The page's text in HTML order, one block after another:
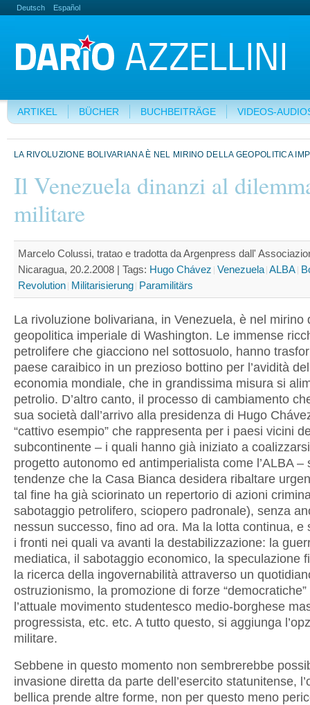
Deutsch Español
ARTIKEL BÜCHER BUCHBEITRÄGE VIDEOS-
LA RIVOLUZIONE BOLIVARIANA È NEL MIRINO DELLA GEOPOLITICA
Il Venezuela dinanzi al
militare
Marcelo Colussi, tratao e tradotta da Argenpress dall'
Nicaragua, 20.2.2008 | Tags: Hugo Chávez Venezuela ALBA
Revolution Militarisierung Paramilitärs
La rivoluzione bolivariana, in Venezuela, è nel mirino
geopolitica imperiale di Washington. Le immense
petrolifere che giacciono nel sottosuolo, hanno
paese caraibico in un prezioso bottino per l’avidità
economia mondiale, che in grandissima misura si
petrolio. D’altro canto, il processo di cambiamento
sua società dall’arrivo alla presidenza di Hugo
“cattivo esempio” che rappresenta per i paesi vicini
subcontinente – i quali hanno già iniziato a
progetto autonomo ed antimperialista come l’ALBA –
tendenze che la Casa Bianca desidera ribaltare
tal fine ha già sciorinato un repertorio di azioni
sabotaggio petrolifero, sciopero padronale), senza
nessun successo, fino ad ora. Ma la lotta continua, e
i fronti nei quali va avanti la destabilizzazione: la
mediatica, il sabotaggio economico, la speculazione
la ricerca della ingovernabilità attraverso un
ostruzionismo, la promozione di forze
l’attuale movimento studentesco medio-borghese
progressista, etc. etc. A tutto questo, si aggiunga
militare.
Sebbene in questo momento non sembrerebbe
invasione diretta da parte dell’esercito statunitense,
bellica prende altre forme, non per questo meno